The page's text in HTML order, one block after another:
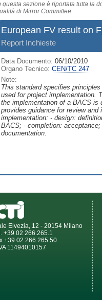
questa sezione è riportata tutta la
di Mirror Committee.
European FV result on
Report Inchieste
Data Documento: 06/10/2010
Organo Tecnico: CEN/TC 247
Note:
This standard specifies
used for project implementation.
the implementation of a BACS is
provides guidance for review
implementation: - design:
BACS; - completion:
documentation.
Elvezia, 12 - 20154 Milano
+39 02 266.265.1
+39 02 266.265.50
11494010157